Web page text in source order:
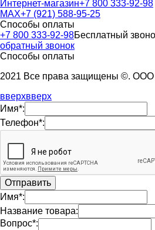
Интернет-магазин+7 800 333-92-98
MAX+7 (921) 588-95-25
Способы оплаты
+7 800 333-92-98Бесплатный
обратный звонок
Способы оплаты
2021 Все права защищены ©.
вверхвверх
Имя*:
Телефон*:
Имя*:
Название товара:
Вопрос*: